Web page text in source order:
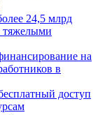
24,5 млрд
тяжелыми
на
в
доступ